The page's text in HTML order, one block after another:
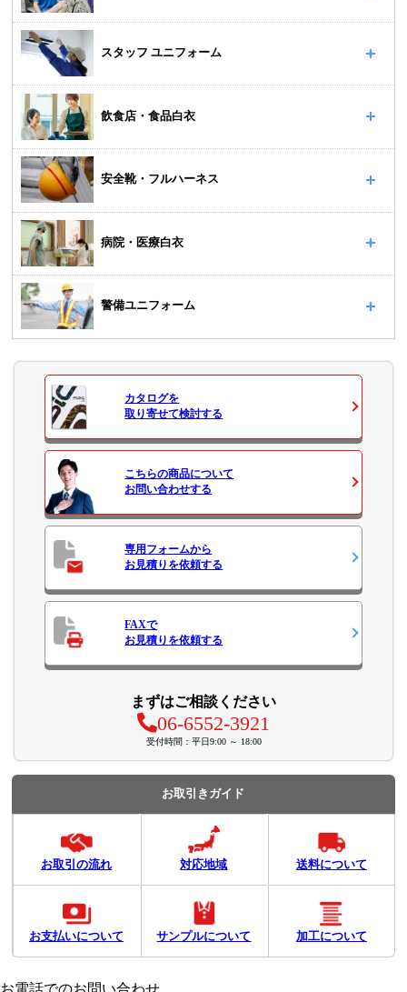
スタッフ ユニフォーム
飲食店・食品白衣
安全靴・フルハーネス
病院・医療白衣
警備ユニフォーム
カタログを
取り寄せて検討する
こちらの商品について
お問い合わせする
専用フォームから
お見積り を依頼する
FAXで
お見積り を依頼する
まずはご相談ください
06-6552-3921
受付時間：平日9:00 ～ 18:00
お取引きガイド
お取引の流れ 対応地域 送料について
お支払いについて サンプルについて 加工について